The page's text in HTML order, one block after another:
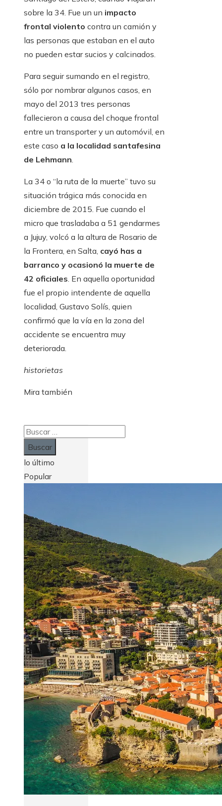
sobre la 34. Fue un un impacto
frontal violento contra un camión y
las personas que estaban en el auto
no pueden estar sucios y calcinados.
Para seguir sumando en el registro,
sólo por nombrar algunos casos, en
mayo del 2013 tres personas
fallecieron a causa del choque frontal
entre un transporter y un automóvil, en
este caso a la localidad santafesina
de Lehmann.
La 34 o “la ruta de la muerte” tuvo su
situación trágica más conocida en
diciembre de 2015. Fue cuando el
micro que trasladaba a 51 gendarmes
a Jujuy, volcó a la altura de Rosario de
la Frontera, en Salta, cayó has a
barranco y ocasionó la muerte de
42 oficiales. En aquella oportunidad
fue el propio intendente de aquella
localidad, Gustavo Solís, quien
confirmó que la vía en la zona del
accidente se encuentra muy
deteriorada.
historietas
Mira también
Buscar:
lo último
Popular